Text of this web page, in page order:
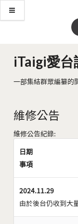
iTaigi愛台
一部集結群眾編纂的
維修公告
維修公告紀錄:
日期
事項
2024.11.29
由於後台仍收到大